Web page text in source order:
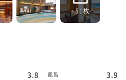
+51枚
3.8 風呂 3.9